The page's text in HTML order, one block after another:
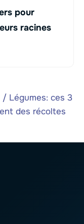
pour
racines
/ Légumes: ces 3
des récoltes